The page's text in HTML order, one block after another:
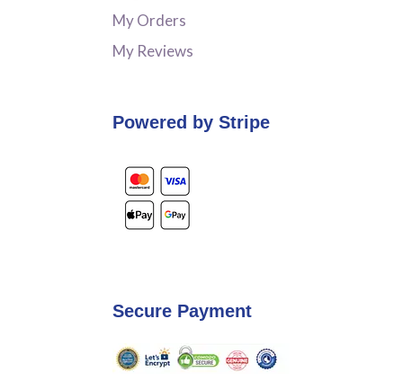
My Orders
My Reviews
Powered by Stripe
Secure Payment